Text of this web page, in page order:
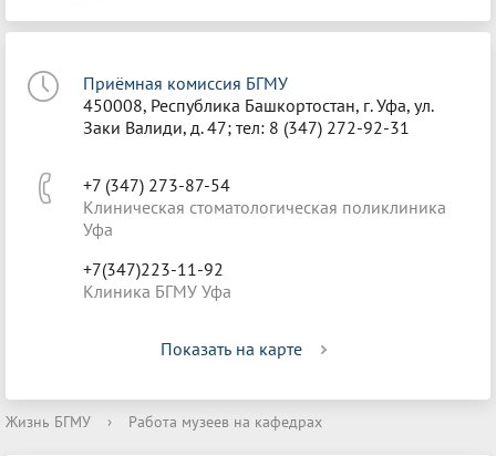
Приёмная комиссия БГМУ
450008, Республика Башкортостан, г. Уфа, ул.
Заки Валиди, д. 47; тел: 8 (347) 272-92-31
+7 (347) 273-87-54
Клиническая стоматологическая поликлиника
Уфа
+7(347)223-11-92
Клиника БГМУ Уфа
Показать на карте
Жизнь БГМУ › Работа музеев на кафедрах